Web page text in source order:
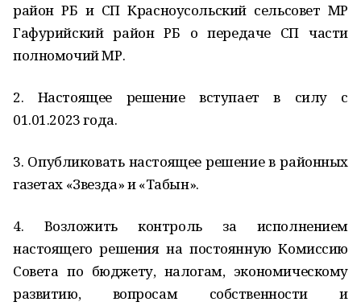
район РБ и СП Красноусольский сельсовет МР
Гафурийский район РБ о передаче СП части
полномочий МР.
2. Настоящее решение вступает в силу с
01.01.2023 года.
3. Опубликовать настоящее решение в районных
газетах «Звезда» и «Табын».
4. Возложить контроль за исполнением
настоящего решения на постоянную Комиссию
Совета по бюджету, налогам, экономическому
развитию, вопросам собственности и